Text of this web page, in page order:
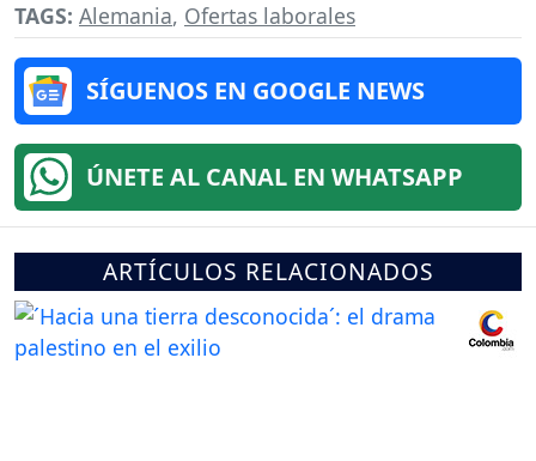
TAGS: Alemania, Ofertas laborales
SÍGUENOS EN GOOGLE NEWS
ÚNETE AL CANAL EN WHATSAPP
ARTÍCULOS RELACIONADOS